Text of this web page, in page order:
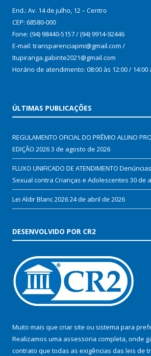
End.: Av. 14 de julho, 12 – Centro
CEP: 68580-000
Fone: (94) 98440-5157 / (94) 9914-92446
E-mail: transparenciapmi@gmail.com /
Itupiranga.gabinte2021@gmail.com
Horário de atendimento: 08:00 às 12:00 / 14:00
ÚLTIMAS PUBLICAÇÕES
REGULAMENTO OFICIAL DO PRÊMIO ALUNO
EDIÇÃO 20263 de agosto de 2026
FLUXO UNIFICADO DE ATENDIMENTO
Sexual contra Crianças e Adolescentes 30 de
Lei Aldir Blanc 202624 de abril de 2026
DESENVOLVIDO POR CR2
Muito mais que criar site ou sistema para
Realizamos uma assessoria completa, onde
contrato que todas as exigências das leis de